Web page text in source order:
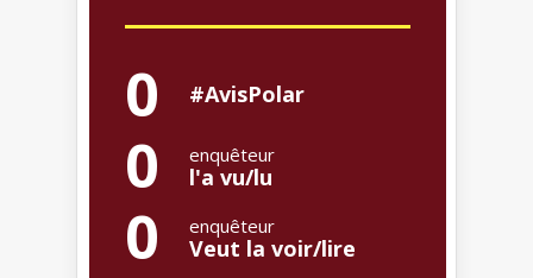
0 #AvisPolar
0 enquêteur
l'a vu/lu
0 enquêteur
Veut la voir/lire